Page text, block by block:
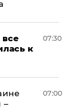
все
к
07:30
–
07:00